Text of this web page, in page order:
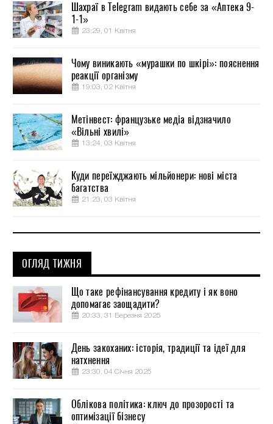
Шахраї в Telegram видають себе за «Аптека 9-
1-1»
23:29, 01 Квітня
Чому виникають «мурашки по шкірі»: пояснення
реакції організму
19:03, 02 Квітня
Метінвест: французьке медіа відзначило
«Вільні хвилі»
13:24, 03 Квітня
Куди переїжджають мільйонери: нові міста
багатства
21:23, 03 Квітня
ОГЛЯД ТИЖНЯ
Що таке рефінансування кредиту і як воно
допомагає заощадити?
20:33, 31 Березня 2025
День закоханих: історія, традиції та ідеї для
натхнення
23:30, 04 Січня 2025
Облікова політика: ключ до прозорості та
оптимізації бізнесу